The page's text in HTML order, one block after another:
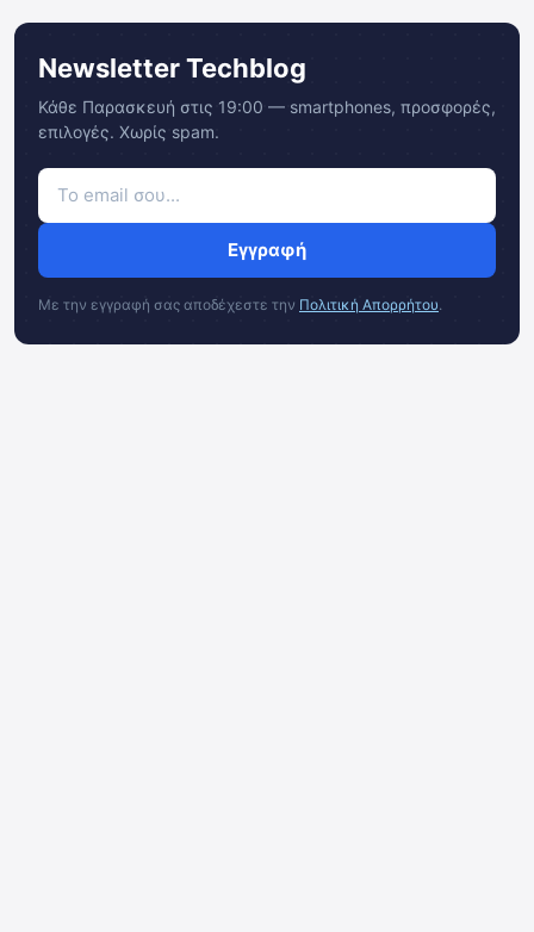
Newsletter Techblog
Κάθε Παρασκευή στις 19:00 — smartphones, προσφορές,
επιλογές. Χωρίς spam.
Εγγραφή
Με την εγγραφή σας αποδέχεστε την Πολιτική Απορρήτου.